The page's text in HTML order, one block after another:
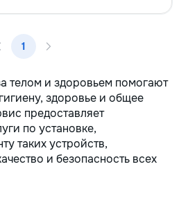
1
телом и здоровьем помогают
здоровье и общее
предоставляет
по установке,
таких устройств,
и безопасность всех